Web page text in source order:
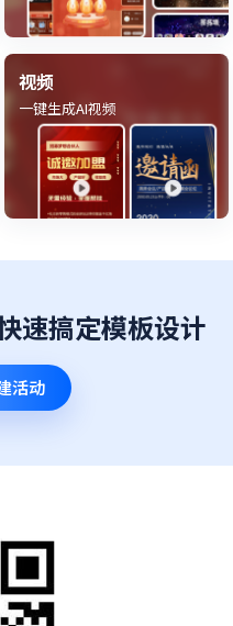
视频
一键生成AI视频
速搞定模板设计
活动